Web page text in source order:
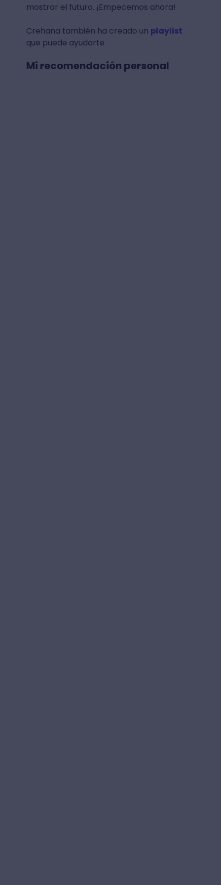
mostrar el futuro. ¡Empecemos ahora!
Crehana también ha creado un playlist
que puede ayudarte
Mi recomendación personal